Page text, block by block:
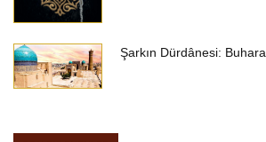
Şarkın Dürdânesi: Buhara